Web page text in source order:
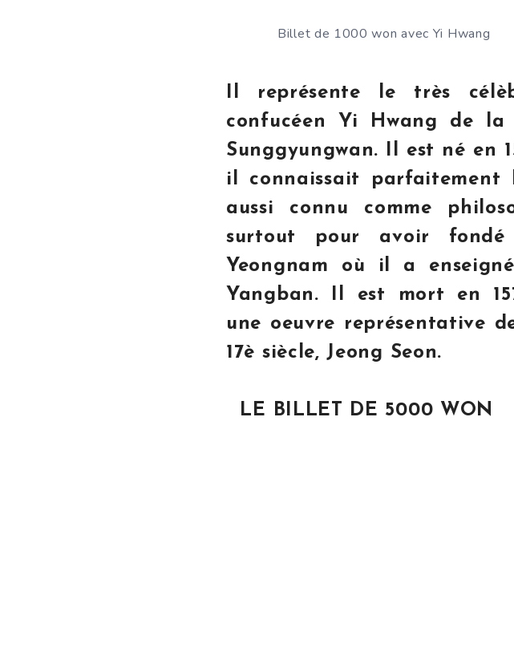
Billet de 1000 won avec Yi Hwang
Il représente le très
confucéen Yi Hwang de la
Sunggyungwan. Il est né en
il connaissait parfaitement
aussi connu comme
surtout pour avoir fondé
Yeongnam où il a
Yangban. Il est mort en
une oeuvre représentative
17è siècle, Jeong Seon.
LE BILLET DE 5000 WON